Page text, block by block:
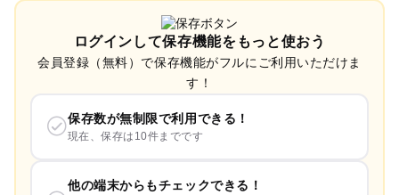
ログインして保存機能をもっと使おう
会員登録（無料）で保存機能がフルにご利用いただけま
す！
保存数が無制限で利用できる！
現在、保存は10件までです
他の端末からもチェックできる！